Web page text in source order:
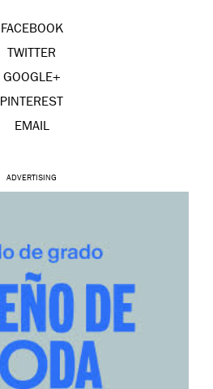
FACEBOOK
TWITTER
GOOGLE+
PINTEREST
EMAIL
ADVERTISING